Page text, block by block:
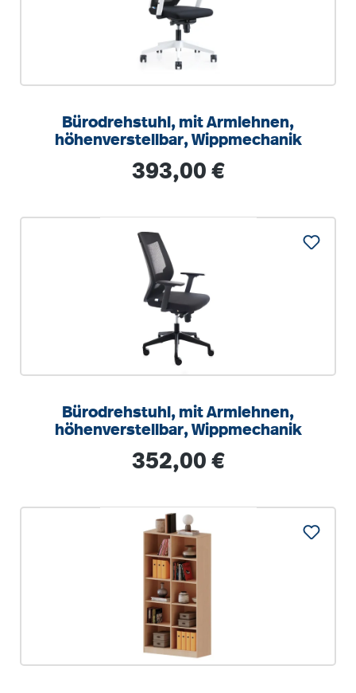
Bürodrehstuhl, mit Armlehnen,
höhenverstellbar, Wippmechanik
Regulärer Preis:
393,00 €
Bürodrehstuhl, mit Armlehnen,
höhenverstellbar, Wippmechanik
Regulärer Preis:
352,00 €